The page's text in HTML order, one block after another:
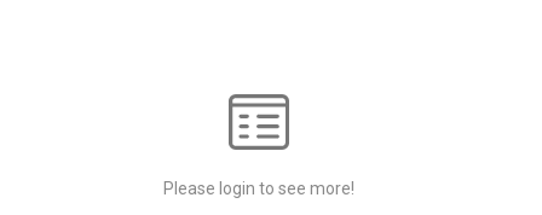
Please login to see more!